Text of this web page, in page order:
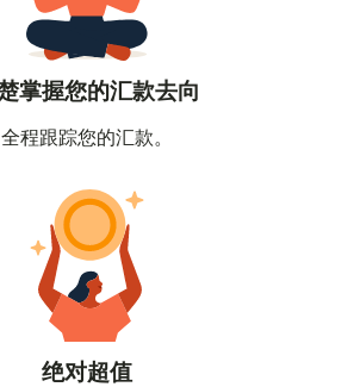
掌握您的汇款去向
全程跟踪您的汇款。
绝对超值